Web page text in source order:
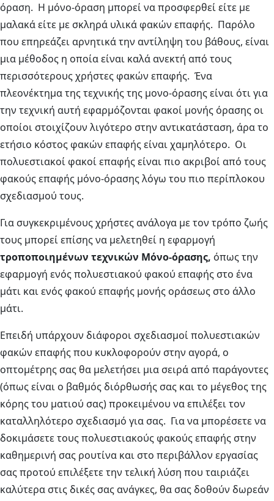
όραση. Η μόνο-όραση μπορεί να προσφερθεί είτε με
μαλακά είτε με σκληρά υλικά φακών επαφής. Παρόλο
που επηρεάζει αρνητικά την αντίληψη του βάθους, είναι
μια μέθοδος η οποία είναι καλά ανεκτή από τους
περισσότερους χρήστες φακών επαφής. Ένα
πλεονέκτημα της τεχνικής της μονο-όρασης είναι ότι για
την τεχνική αυτή εφαρμόζονται φακοί μονής όρασης οι
οποίοι στοιχίζουν λιγότερο στην αντικατάσταση, άρα το
ετήσιο κόστος φακών επαφής είναι χαμηλότερο. Οι
πολυεστιακοί φακοί επαφής είναι πιο ακριβοί από τους
φακούς επαφής μόνο-όρασης λόγω του πιο περίπλοκου
σχεδιασμού τους.
Για συγκεκριμένους χρήστες ανάλογα με τον τρόπο ζωής
τους μπορεί επίσης να μελετηθεί η εφαρμογή
τροποποιημένων τεχνικών Μόνο-όρασης, όπως την
εφαρμογή ενός πολυεστιακού φακού επαφής στο ένα
μάτι και ενός φακού επαφής μονής οράσεως στο άλλο
μάτι.
Επειδή υπάρχουν διάφοροι σχεδιασμοί πολυεστιακών
φακών επαφής που κυκλοφορούν στην αγορά, ο
οπτομέτρης σας θα μελετήσει μια σειρά από παράγοντες
(όπως είναι ο βαθμός διόρθωσής σας και το μέγεθος της
κόρης του ματιού σας) προκειμένου να επιλέξει τον
καταλληλότερο σχεδιασμό για σας. Για να μπορέσετε να
δοκιμάσετε τους πολυεστιακούς φακούς επαφής στην
καθημερινή σας ρουτίνα και στο περιβάλλον εργασίας
σας προτού επιλέξετε την τελική λύση που ταιριάζει
καλύτερα στις δικές σας ανάγκες, θα σας δοθούν δωρεάν